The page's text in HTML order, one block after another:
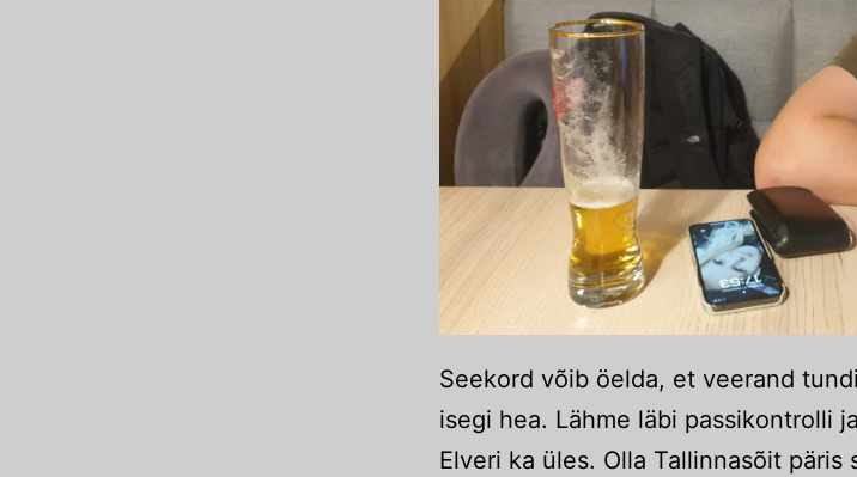
Seekord võib öelda, et veerand
isegi hea. Lähme läbi passikontrolli
Elveri ka üles. Olla Tallinnasõit päris